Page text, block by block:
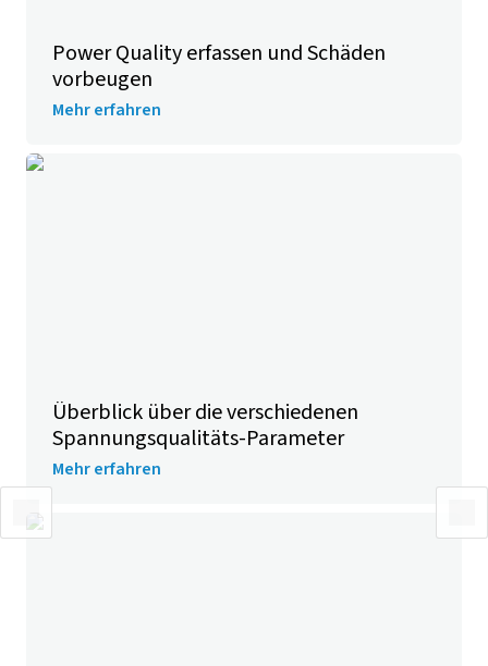
Power Quality erfassen und Schäden
vorbeugen
Mehr erfahren
Überblick über die verschiedenen
Spannungs­qualitäts­-Parameter
Mehr erfahren